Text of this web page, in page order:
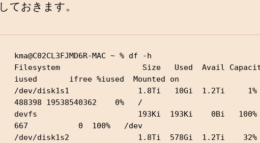
しておきます。
kma@C02CL3FJMD6R-MAC ~ % df -h
Filesystem                  Size   Used  Avail
iused       ifree %iused  Mounted on
/dev/disk1s1               1.8Ti   10Gi  1.2Ti     1%
488398 19538540362    0%   /
devfs                      193Ki  193Ki    0Bi   100%
667           0  100%   /dev
/dev/disk1s2               1.8Ti  578Gi  1.2Ti    32%